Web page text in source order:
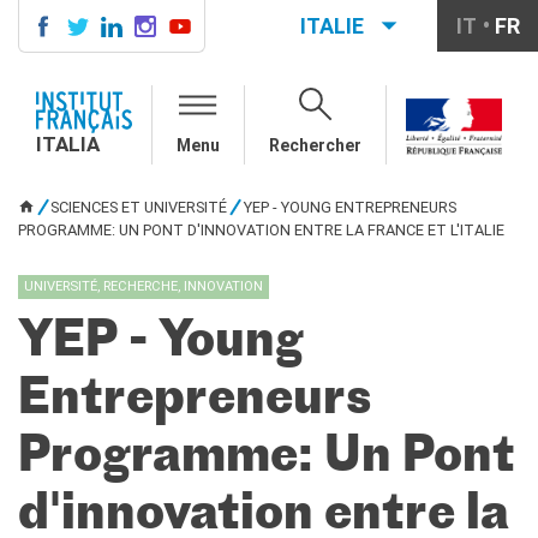
COURS DE FRANÇAIS
LE MONDE SCOLAIRE
Contatti
Francofonia
Studenti
Formation professionnelle
SPECTACLE VIVANT ET
La festa della musica
Nouveau Grand Tour
Exaequa
ITALIE IT FR
ITALIA Menu Rechercher
VOUS ÊTES ICI
SCIENCES ET UNIVERSITÉ
YEP - YOUNG ENTREPRENEURS
PROGRAMME: UN PONT D'INNOVATION ENTRE LA FRANCE ET L'ITALIE
UNIVERSITÉ, RECHERCHE, INNOVATION
YEP - Young
Entrepreneurs
Programme: Un Pont
d'innovation entre la